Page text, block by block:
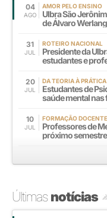
04
AGO
AMOR PELO ENSINO
Ulbra São
de Álvaro Werlang
31
JUL
ROTEIRO NACIONAL
Presidente da
estudantes e
20
JUL
DA TEORIA À PRÁTICA
Estudantes de
saúde mental nas
10
JUL
FORMAÇÃO DOCENTE
Professores de
próximo
Últimasnotícias